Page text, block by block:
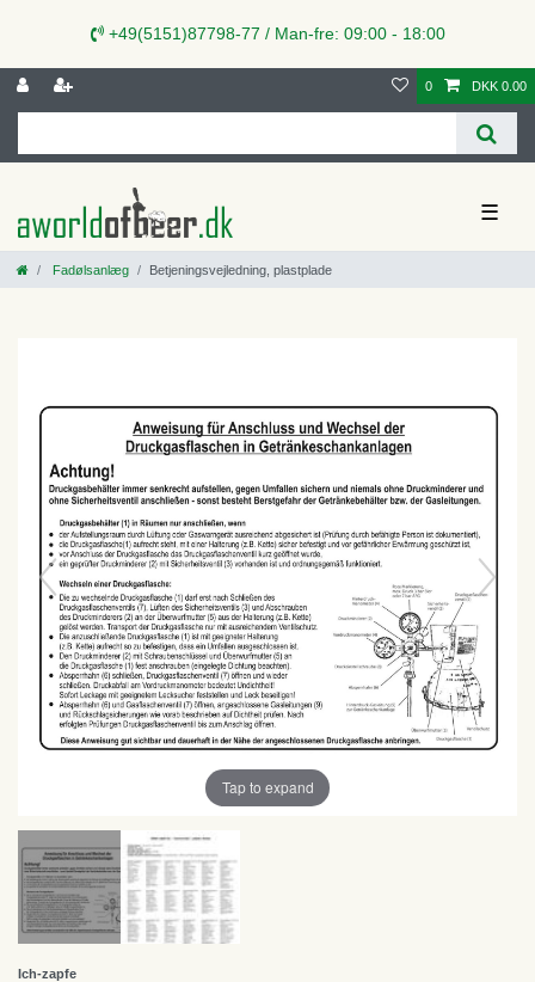
+49(5151)87798-77 / Man-fre: 09:00 - 18:00
0 DKK 0.00
☰
Fadølsanlæg Betjeningsvejledning, plastplade
Tap to expand
Ich-zapfe